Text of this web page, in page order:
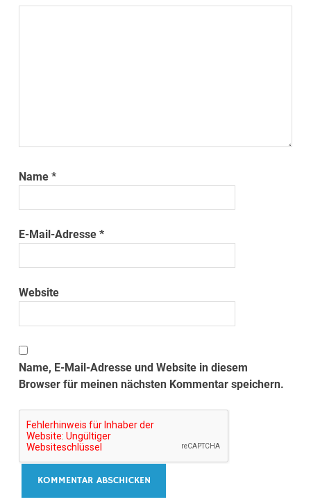
Name*
E-Mail-Adresse*
Website
Name, E-Mail-Adresse und Website in diesem
Browser für meinen nächsten Kommentar speichern.